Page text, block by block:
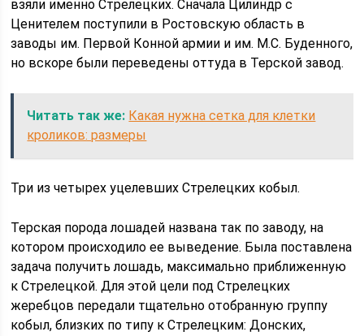
взяли именно Стрелецких. Сначала Цилиндр с
Ценителем поступили в Ростовскую область в
заводы им. Первой Конной армии и им. М.С. Буденного,
но вскоре были переведены оттуда в Терской завод.
Читать так же: Какая нужна сетка для клетки
кроликов: размеры
Три из четырех уцелевших Стрелецких кобыл.
Терская порода лошадей названа так по заводу, на
котором происходило ее выведение. Была поставлена
задача получить лошадь, максимально приближенную
к Стрелецкой. Для этой цели под Стрелецких
жеребцов передали тщательно отобранную группу
кобыл, близких по типу к Стрелецким: Донских,